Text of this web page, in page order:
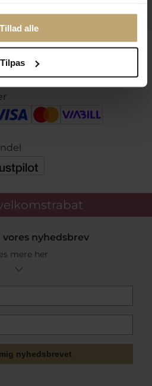
Tillad alle
Tilpas
vores nyhedsbrev
mere her
nyhedsbrevet